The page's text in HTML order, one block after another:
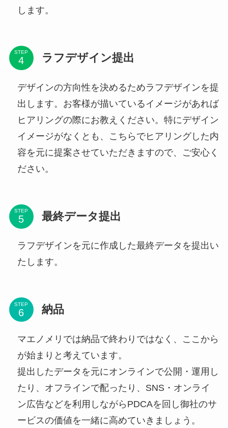
します。
STEP ラフデザイン提出
デザインの方向性を決めるためラフデザインを提
出します。お客様が描いているイメージがあれば
ヒアリングの際にお教えください。特にデザイン
イメージがなくとも、こちらでヒアリングした内
容を元に提案させていただきますので、ご安心く
ださい。
STEP 最終データ提出
ラフデザインを元に作成した最終データを提出い
たします。
STEP 納品
マエノメリでは納品で終わりではなく、ここから
が始まりと考えています。
提出したデータを元にオンラインで公開・運用し
たり、オフラインで配ったり、SNS・オンライ
ン広告などを利用しながらPDCAを回し御社のサ
ービスの価値を一緒に高めていきましょう。